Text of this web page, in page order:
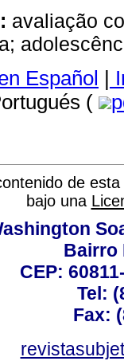
avaliação
Español |
(
de
bajo una
Bairro
CEP:
Tel:
Fax: